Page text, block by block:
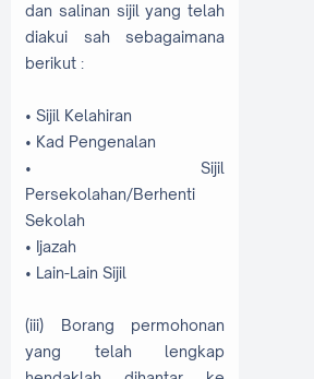
dan salinan sijil yang telah
diakui sah sebagaimana
berikut :
• Sijil Kelahiran
• Kad Pengenalan
• Sijil
Persekolahan/Berhenti
Sekolah
• Ijazah
• Lain-Lain Sijil
(iii) Borang permohonan
yang telah lengkap